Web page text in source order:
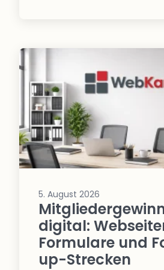
5. August 2026
digital:
Formulare und
up-Strecken